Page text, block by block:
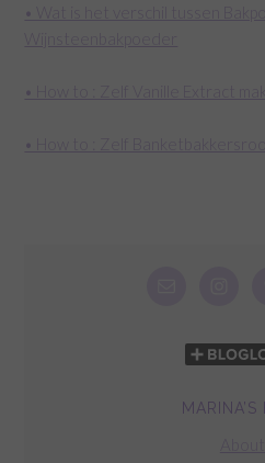
• Wat is het verschil tussen
• How to : Zelf Vanille Extract
• How to : Zelf
MARINA’S